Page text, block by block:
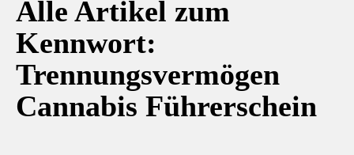
Alle Artikel zum
Kennwort:
Trennungsvermögen
Cannabis Führerschein